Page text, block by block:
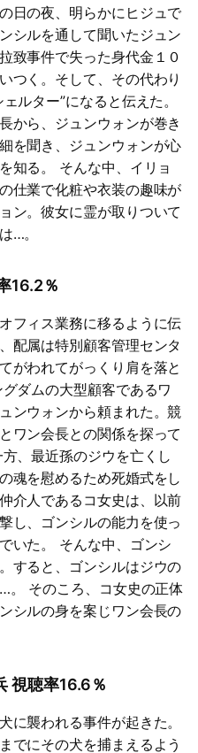
日の夜、明らかにヒジュで
シルを通して聞いたジュン
致事件で失った身代金１０
つく。そして、その代わり
ルター”になると伝えた。
から、ジュンウォンが巻き
を聞き、ジュンウォンが心
知る。 そんな中、イリョ
仕業で化粧や衣装の趣味が
ン。彼女に霊が取りついて
…。
16.2％
フィス業務に移るように伝
配属は特別顧客管理センタ
がわれてがっくり肩を落と
ダムの大型顧客であるワ
ンウォンから頼まれた。競
ワン会長との関係を探って
、最近孫のジウを亡くし
魂を慰めるため死婚式をし
介人であるコ女史は、以前
し、ゴンシルの能力を使っ
いた。 そんな中、ゴンシ
すると、ゴンシルはジウの
。 そのころ、コ女史の正体
シルの身を案じワン会長の
視聴率16.6％
に襲われる事件が起きた。
でにその犬を捕まえるよう